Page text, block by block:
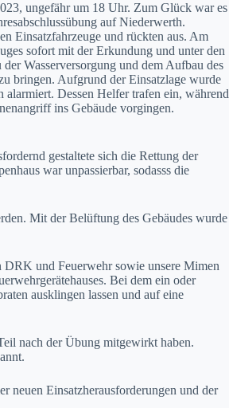
ungefähr um 18 Uhr. Zum Glück war es
auf Niederwerth.
Einsatzfahrzeuge und rückten aus. Am
sofort mit der Erkundung und unter den
Wasserversorgung und dem Aufbau des
bringen. Aufgrund der Einsatzlage wurde
Dessen Helfer trafen ein, während
ins Gebäude vorgingen.
gestaltete sich die Rettung der
war unpassierbar, sodasss die
Mit der Belüftung des Gebäudes wurde
DRK und Feuerwehr sowie unsere Mimen
Bei dem ein oder
ausklingen lassen und auf eine
nach der Übung mitgewirkt haben.
neuen Einsatzherausforderungen und der